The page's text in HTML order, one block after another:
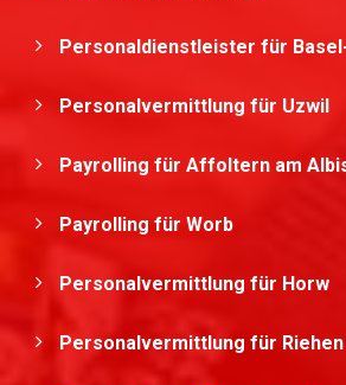
Personaldienstleister für
Personalvermittlung für Uzwil
Payrolling für Affoltern am
Payrolling für Worb
Personalvermittlung für Horw
Personalvermittlung für Riehen